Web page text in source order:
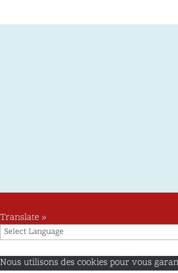
Translate »
Nous utilisons des cookies pour vous